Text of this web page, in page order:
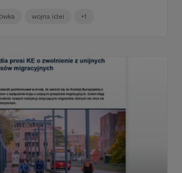
6. Inba wokół IDEAS NCBR: 7.
Warszawie:
wojna idei +1